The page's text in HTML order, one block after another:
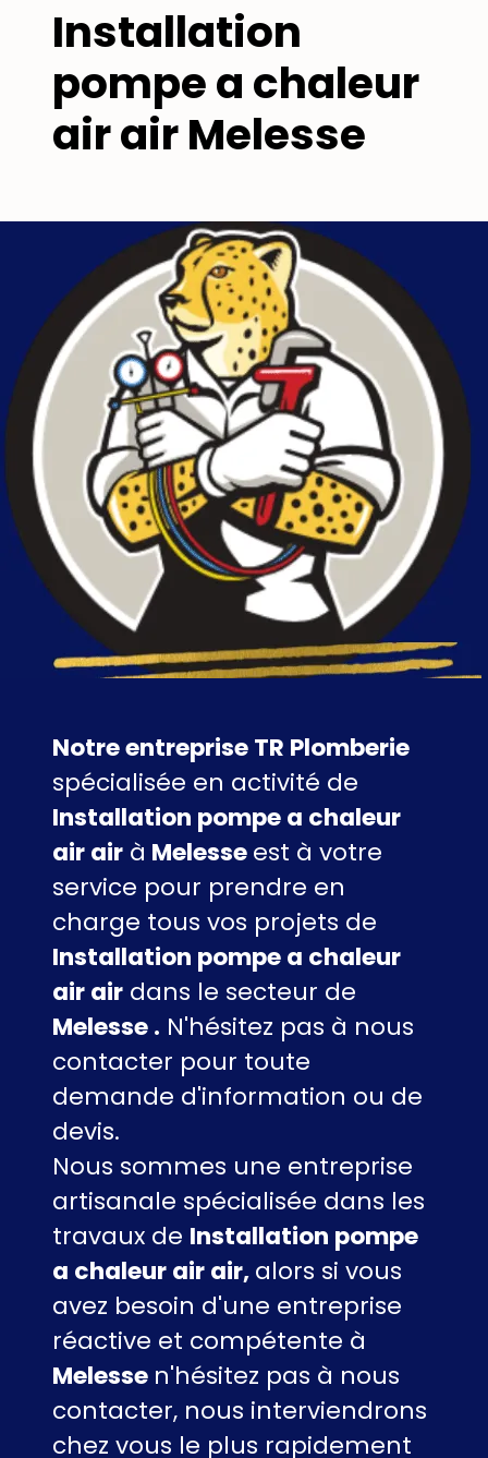
Installation
pompe a chaleur
air air Melesse
Notre entreprise TR Plomberie
spécialisée en activité de
Installation pompe a chaleur
air air à Melesseest à votre
service pour prendre en
charge tous vos projets de
Installation pompe a chaleur
air air dans le secteur de
Melesse . N'hésitez pas à nous
contacter pour toute
demande d'information ou de
devis.
Nous sommes une entreprise
artisanale spécialisée dans les
travaux de Installation pompe
a chaleur air air,alors si vous
avez besoin d'une entreprise
réactive et compétente à
Melesse n'hésitez pas à nous
contacter, nous interviendrons
chez vous le plus rapidement